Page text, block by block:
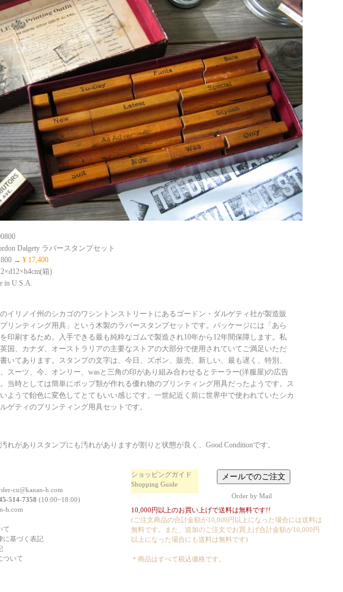
Dalgety ラバースタンプセット
→ ¥ 17,400
箱)
in U.S.A.
イリノイ州のシカゴのワシントンストリートにあるゴードン・ダルゲティ社が製造販
リンティング用具」という木製のラバースタンプセットです。パッケージには「あら
印刷するため。入手できる最も純粋なゴムで製造され10年から12年間保障します。私
国、カナダ、オーストラリアの主要なストアの大部分で使用されていてご満足いただ
いてあります。スタンプの文字は、今日、ズボン、販売、新しい、最も遅く、特別、
スーツ、今、オンリー、wasと三角の印があり組み合わせるとテーラー(洋服屋)の広告
当時としては簡単にポップ類が作れる優れ物のプリンティング用具だったようです。ス
ようで飴色に変色してとてもいい感じです。一世紀近く前に世界中で使われていたシカ
ゲティのプリンティング用具セットです。
れがありスタンプにも汚れがありますが割りと状態が良く、Good Conditionです。
ショッピングガイド
Shopping Guide
cu@kanan-h.com
514-7358 (10:00~18:00)
h.com
て
に基づく表記
ついて
Order by Mail
10,000円以上のお買い上げで送料は無料です!!
(ご注文商品の合計金額が10,000円以上になった場合には送料は
無料です。また、追加のご注文でお買上げ合計金額が10,000円
以上になった場合にも送料は無料です)
＊商品はすべて税込価格です。